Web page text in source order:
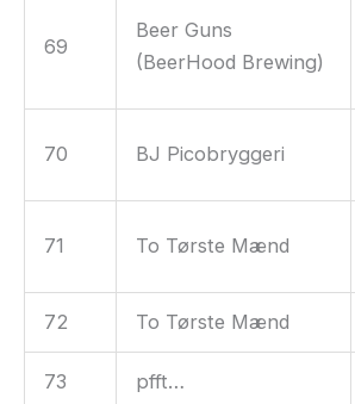
69
Beer Guns
(BeerHood Brewing)
70 BJ Picobryggeri
71 To Tørste Mænd
72 To Tørste Mænd
73 pfft…